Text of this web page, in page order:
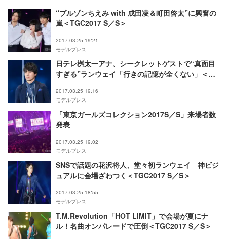
“ブルゾンちえみ with 成田凌＆町田啓太”に興奮の
嵐＜TGC2017 S／S＞
2017.03.25 19:21
モデルプレス
日テレ桝太一アナ、シークレットゲストで“真面目
すぎる”ランウェイ「行きの記憶が全くない」＜
2017.03.25 19:16
モデルプレス
「東京ガールズコレクション2017S／S」来場者数
発表
2017.03.25 19:02
モデルプレス
SNSで話題の花沢将人、堂々初ランウェイ 神ビジ
ュアルに会場ざわつく＜TGC2017 S／S＞
2017.03.25 18:55
モデルプレス
T.M.Revolution「HOT LIMIT」で会場が夏にナ
ル！名曲オンパレードで圧倒＜TGC2017 S／S＞